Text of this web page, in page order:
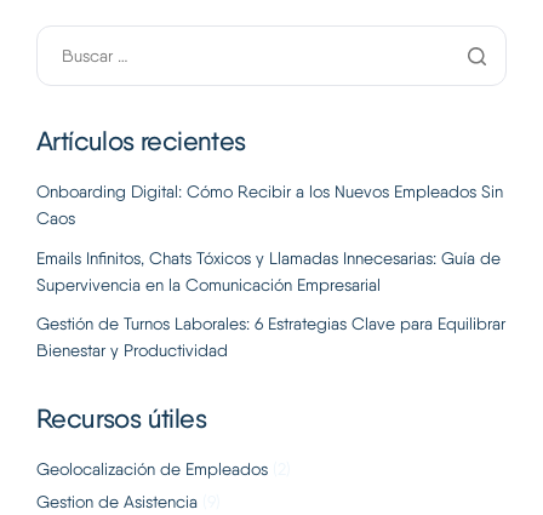
Artículos recientes
Onboarding Digital: Cómo Recibir a los Nuevos Empleados Sin
Caos
Emails Infinitos, Chats Tóxicos y Llamadas Innecesarias: Guía de
Supervivencia en la Comunicación Empresarial
Gestión de Turnos Laborales: 6 Estrategias Clave para Equilibrar
Bienestar y Productividad
Recursos útiles
Geolocalización de Empleados
Gestion de Asistencia